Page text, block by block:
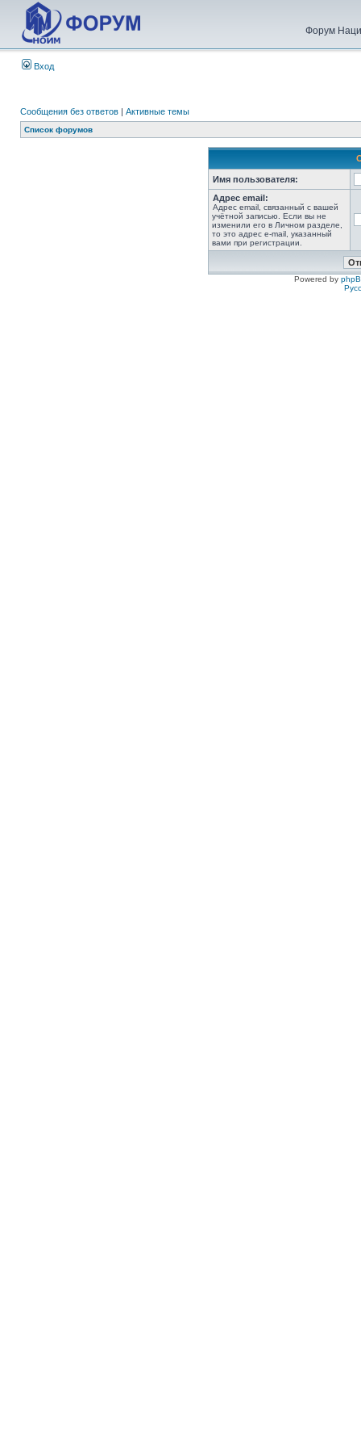
Форум
Вход
Сообщения без ответов | Активные темы
Список форумов
Имя пользователя:
Адрес email:
Адрес email, связанный с вашей
учётной записью. Если вы не
изменили его в Личном разделе,
то это адрес e-mail, указанный
вами при регистрации.
Powered by